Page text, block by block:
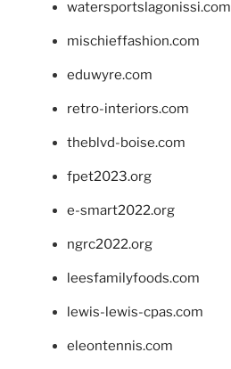
watersportslagonissi.com
mischieffashion.com
eduwyre.com
retro-interiors.com
theblvd-boise.com
fpet2023.org
e-smart2022.org
ngrc2022.org
leesfamilyfoods.com
lewis-lewis-cpas.com
eleontennis.com